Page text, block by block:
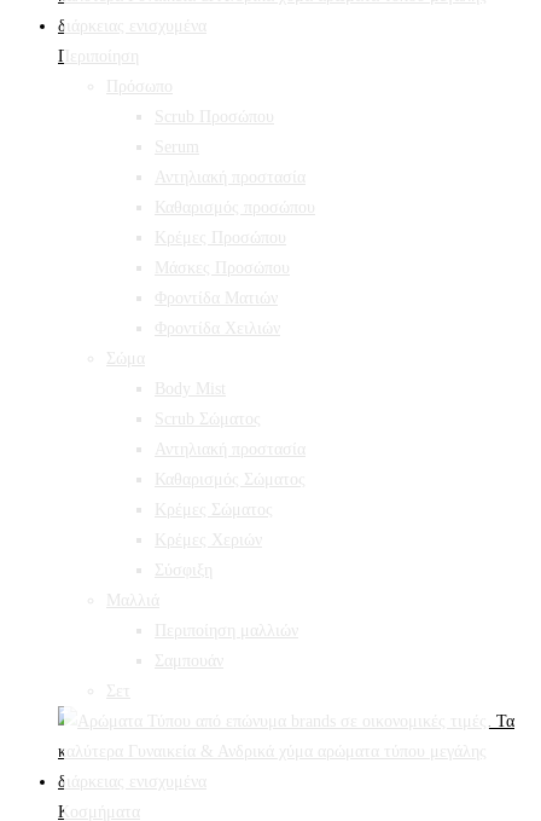
Περιποίηση
Πρόσωπο
Scrub Προσώπου
Serum
Αντηλιακή προστασία
Καθαρισμός προσώπου
Κρέμες Προσώπου
Μάσκες Προσώπου
Φροντίδα Ματιών
Φροντίδα Χειλιών
Σώμα
Body Mist
Scrub Σώματος
Αντηλιακή προστασία
Καθαρισμός Σώματος
Κρέμες Σώματος
Κρέμες Χεριών
Σύσφιξη
Mαλλιά
Περιποίηση μαλλιών
Σαμπουάν
Σετ
Κοσμήματα